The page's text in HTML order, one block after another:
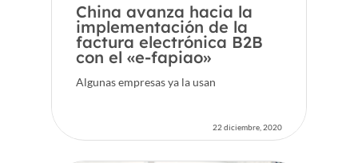
China avanza hacia la
implementación de la
factura electrónica B2B
con el «e-fapiao»
Algunas empresas ya la usan
22 diciembre, 2020